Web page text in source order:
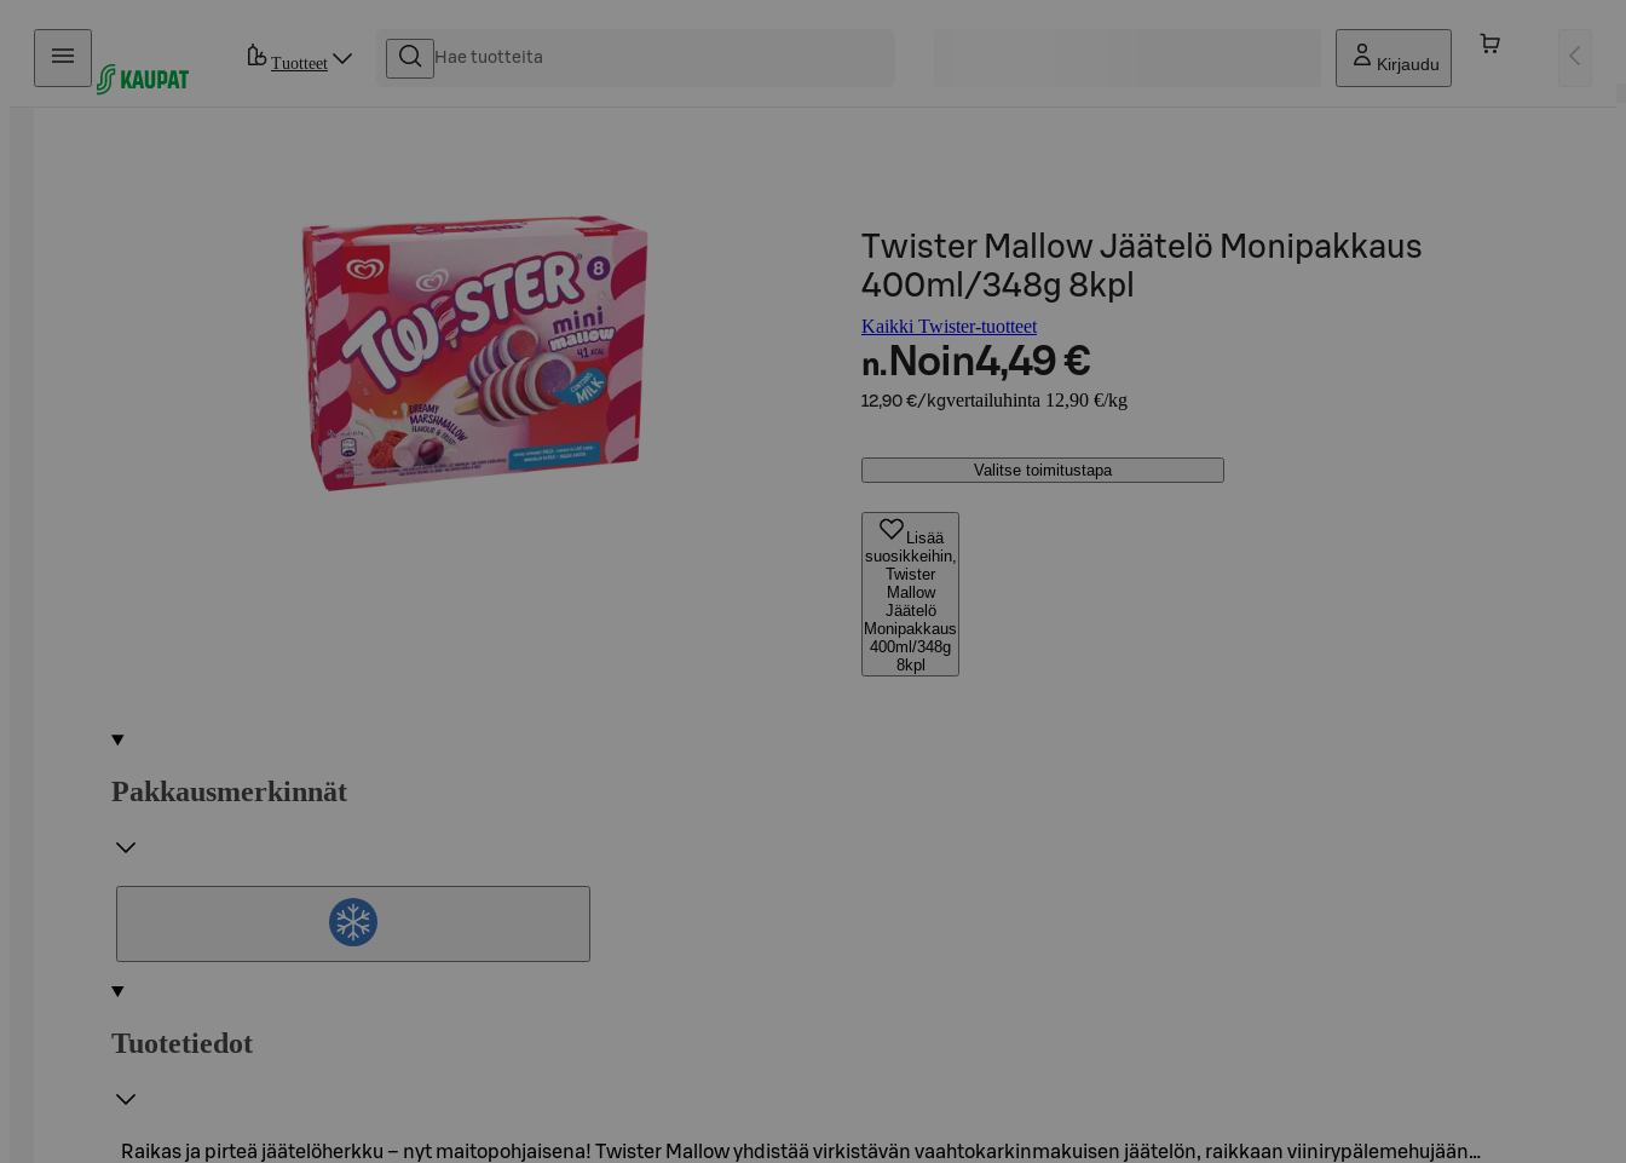
Hyppää sisältöön
Tuotteet Kirjaudu
Twister Mallow Jäätelö Monipakkaus
400ml/348g 8kpl
Kaikki Twister-tuotteet
n. Noin4,49 €
12,90 €/kgvertailuhinta 12,90 €/kg
Valitse toimitustapa
Lisää
suosikkeihin,
Twister
Mallow
Jäätelö
Monipakkaus
400ml/348g
8kpl
Pakkausmerkinnät
Tuotetiedot
Raikas ja pirteä jäätelöherkku – nyt maitopohjaisena! Twister Mallow yhdistää virkistävän vaahtokarkinmakuisen jäätelön, raikkaan viinirypälemehujään…